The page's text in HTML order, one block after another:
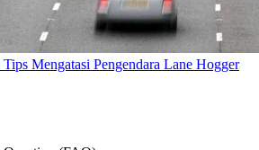
Mengatasi Pengendara Lane Hogger